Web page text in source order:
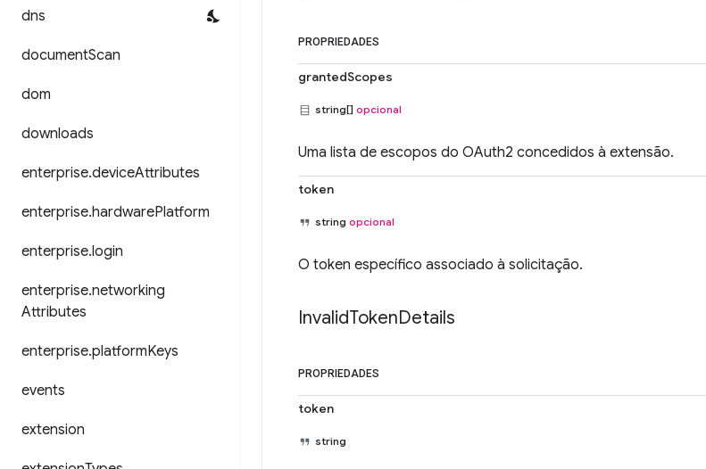
dns
documentScan
dom
downloads
enterprise.deviceAttributes
enterprise.hardwarePlatform
enterprise.login
enterprise.networking
Attributes
enterprise.platformKeys
events
extension
PROPRIEDADES
grantedScopes
string[] opcional
Uma lista de escopos do OAuth2 concedidos à extensão.
token
string opcional
O token específico associado à solicitação.
InvalidTokenDetails
PROPRIEDADES
token
string